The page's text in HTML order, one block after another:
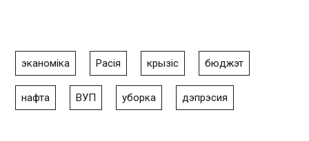
эканоміка Расія крызіс бюджэт
нафта ВУП уборка дэпрэсия